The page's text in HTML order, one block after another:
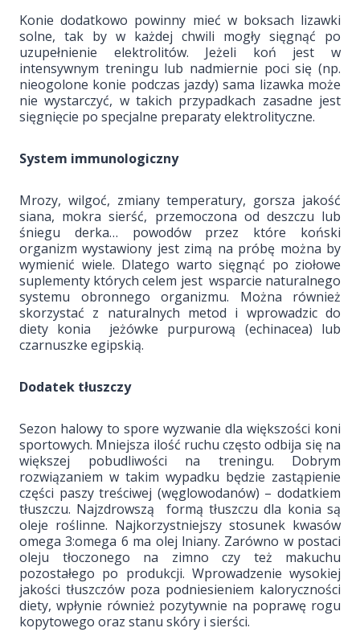
Konie dodatkowo powinny mieć w boksach lizawki
solne, tak by w każdej chwili mogły sięgnąć po
uzupełnienie elektrolitów. Jeżeli koń jest w
intensywnym treningu lub nadmiernie poci się (np.
nieogolone konie podczas jazdy) sama lizawka może
nie wystarczyć, w takich przypadkach zasadne jest
sięgnięcie po specjalne preparaty elektrolityczne.
System immunologiczny
Mrozy, wilgoć, zmiany temperatury, gorsza jakość
siana, mokra sierść, przemoczona od deszczu lub
śniegu derka… powodów przez które koński
organizm wystawiony jest zimą na próbę można by
wymienić wiele. Dlatego warto sięgnąć po ziołowe
suplementy których celem jest wsparcie naturalnego
systemu obronnego organizmu. Można również
skorzystać z naturalnych metod i wprowadzic do
diety konia jeżówke purpurową (echinacea) lub
czarnuszke egipskią.
Dodatek tłuszczy
Sezon halowy to spore wyzwanie dla większości koni
sportowych. Mniejsza ilość ruchu często odbija się na
większej pobudliwości na treningu. Dobrym
rozwiązaniem w takim wypadku będzie zastąpienie
części paszy treściwej (węglowodanów) – dodatkiem
tłuszczu. Najzdrowszą formą tłuszczu dla konia są
oleje roślinne. Najkorzystniejszy stosunek kwasów
omega 3:omega 6 ma olej lniany. Zarówno w postaci
oleju tłoczonego na zimno czy też makuchu
pozostałego po produkcji. Wprowadzenie wysokiej
jakości tłuszczów poza podniesieniem kaloryczności
diety, wpłynie również pozytywnie na poprawę rogu
kopytowego oraz stanu skóry i sierści.